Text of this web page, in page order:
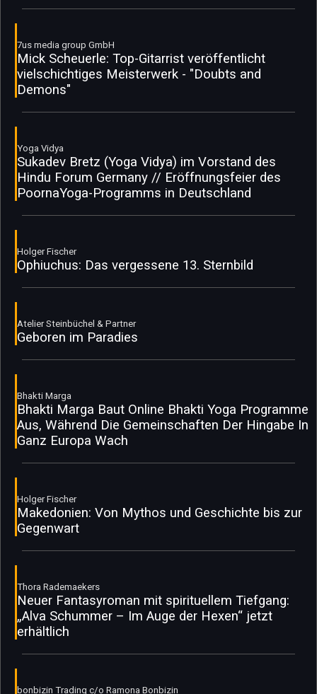
7us media group GmbH
Mick Scheuerle: Top-Gitarrist veröffentlicht
vielschichtiges Meisterwerk - "Doubts and
Demons"
Yoga Vidya
Sukadev Bretz (Yoga Vidya) im Vorstand des
Hindu Forum Germany // Eröffnungsfeier des
PoornaYoga-Programms in Deutschland
Holger Fischer
Ophiuchus: Das vergessene 13. Sternbild
Atelier Steinbüchel & Partner
Geboren im Paradies
Bhakti Marga
Bhakti Marga Baut Online Bhakti Yoga Programme
Aus, Während Die Gemeinschaften Der Hingabe In
Ganz Europa Wach
Holger Fischer
Makedonien: Von Mythos und Geschichte bis zur
Gegenwart
Thora Rademaekers
Neuer Fantasyroman mit spirituellem Tiefgang:
„Alva Schummer – Im Auge der Hexen“ jetzt
erhältlich
bonbizin Trading c/o Ramona Bonbizin